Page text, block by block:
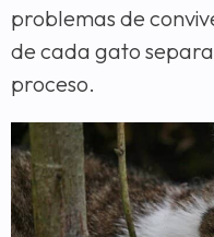
problemas de
de cada gato
proceso.